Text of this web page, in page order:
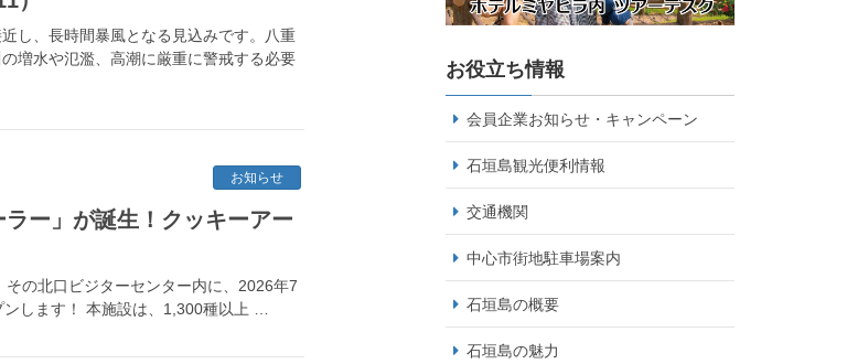
し、長時間暴風となる見込みです。八重
増水や氾濫、高潮に厳重に警戒する必要
お知らせ
ー」が誕生！クッキーアー
の北口ビジターセンター内に、2026年7
します！ 本施設は、1,300種以上 …
お役立ち情報
会員企業お知らせ・キャンペーン
石垣島観光便利情報
交通機関
中心市街地駐車場案内
石垣島の概要
石垣島の魅力